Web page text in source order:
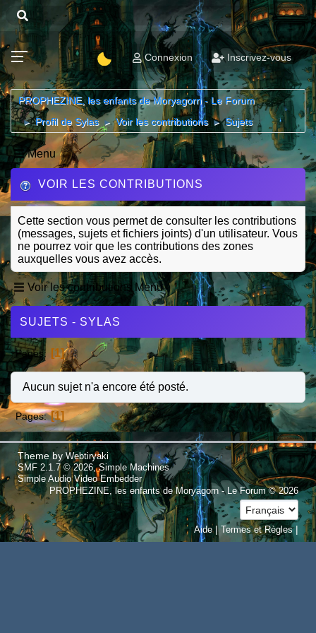
Connexion Inscrivez-vous
PROPHEZINE, les enfants de Moryagorn - Le Forum
► Profil de Sylas ► Voir les contributions ► Sujets
Menu
VOIR LES CONTRIBUTIONS
Cette section vous permet de consulter les contributions
(messages, sujets et fichiers joints) d'un utilisateur. Vous
ne pourrez voir que les contributions des zones
auxquelles vous avez accès.
Voir les contributions Menu
SUJETS - SYLAS
Pages 1
Aucun sujet n'a encore été posté.
Pages 1
Theme byWebtiryaki
SMF 2.1.7 © 2026,Simple Machines
Simple Audio Video Embedder
PROPHEZINE, les enfants de Moryagorn - Le Forum © 2026
Aide| Termes et Règles|